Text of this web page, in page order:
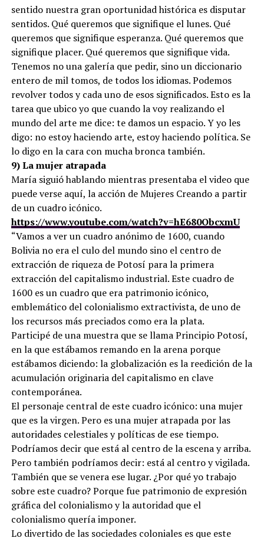
sentido nuestra gran oportunidad histórica es disputar
sentidos. Qué queremos que signifique el lunes. Qué
queremos que signifique esperanza. Qué queremos que
signifique placer. Qué queremos que signifique vida.
Tenemos no una galería que pedir, sino un diccionario
entero de mil tomos, de todos los idiomas. Podemos
revolver todos y cada uno de esos significados. Esto es la
tarea que ubico yo que cuando la voy realizando el
mundo del arte me dice: te damos un espacio. Y yo les
digo: no estoy haciendo arte, estoy haciendo política. Se
lo digo en la cara con mucha bronca también.
9) La mujer atrapada
María siguió hablando mientras presentaba el video que
puede verse aquí, la acción de Mujeres Creando a partir
de un cuadro icónico.
https://www.youtube.com/watch?v=hE680ObcxmU
“Vamos a ver un cuadro anónimo de 1600, cuando
Bolivia no era el culo del mundo sino el centro de
extracción de riqueza de Potosí para la primera
extracción del capitalismo industrial. Este cuadro de
1600 es un cuadro que era patrimonio icónico,
emblemático del colonialismo extractivista, de uno de
los recursos más preciados como era la plata.
Participé de una muestra que se llama Principio Potosí,
en la que estábamos remando en la arena porque
estábamos diciendo: la globalización es la reedición de la
acumulación originaria del capitalismo en clave
contemporánea.
El personaje central de este cuadro icónico: una mujer
que es la virgen. Pero es una mujer atrapada por las
autoridades celestiales y políticas de ese tiempo.
Podríamos decir que está al centro de la escena y arriba.
Pero también podríamos decir: está al centro y vigilada.
También que se venera ese lugar. ¿Por qué yo trabajo
sobre este cuadro? Porque fue patrimonio de expresión
gráfica del colonialismo y la autoridad que el
colonialismo quería imponer.
Lo divertido de las sociedades coloniales es que este